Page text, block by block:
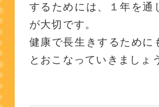
するためには、１年を通
が大切です。
健康で長生きするために
とおこなっていきましょ